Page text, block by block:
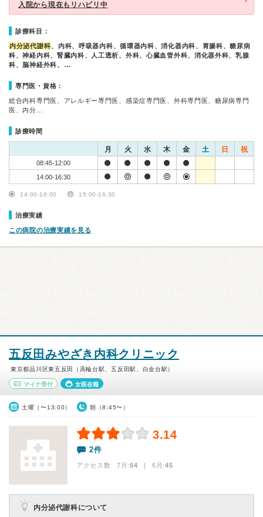
入院から現在もリハビリ中
診療科目：
内分泌代謝科、内科、呼吸器内科、循環器内科、消化器内科、胃腸科、糖尿病
科、神経内科、腎臓内科、人工透析、外科、心臓血管外科、消化器外科、乳腺
科、脳神経外科、…
専門医・資格：
総合内科専門医、アレルギー専門医、感染症専門医、外科専門医、糖尿病専門
医、内分…
診療時間
月 火 水 木 金 土 日 祝
08:45-12:00
14:00-16:30
14:00-16:00 15:00-16:30
治療実績
この病院の治療実績を見る
五反田みやざき内科クリニック
東京都品川区東五反田（高輪台駅、五反田駅、白金台駅）
マイナ受付 女医在籍
土曜（〜13:00） 朝（8:45〜）
3.14
2件
アクセス数 7月:64 | 6月:45
内分泌代謝科について